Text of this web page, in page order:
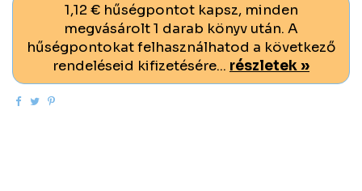
1,12 € hűségpontot kapsz, minden
megvásárolt 1 darab könyv után. A
hűségpontokat felhasználhatod a következő
rendeléseid kifizetésére... részletek »